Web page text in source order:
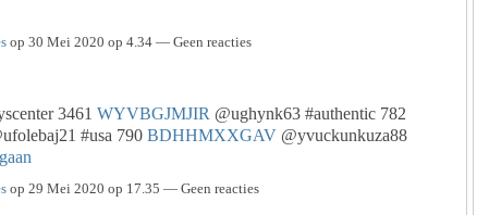
op 30 Mei 2020 op 4.34 — Geen reacties
3461 WYVBGJMJIR @ughynk63 #authentic 782
#usa 790 BDHHMXXGAV @yvuckunkuza88
op 29 Mei 2020 op 17.35 — Geen reacties